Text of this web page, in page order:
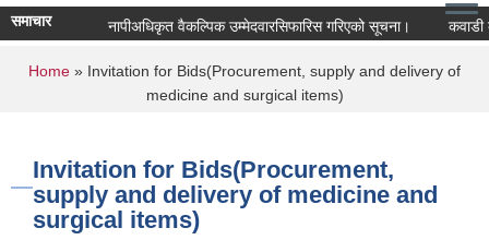
समाचार नापीअधिकृत वैकल्पिक उम्मेदवारसिफारिस गरिएको सूचना। कवाडी
You are here
Home » Invitation for Bids(Procurement, supply and delivery of
medicine and surgical items)
Invitation for Bids(Procurement,
supply and delivery of medicine and
surgical items)